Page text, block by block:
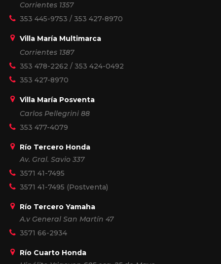
Corrientes 1357
353 445-9753 / 353 427-8970
Villa María Multimarca
Corrientes 1387
353 478-2262 / 353 424-0492
353 427-8970
Villa María Posventa
Carlos Pellegrini 88
353 477-4079
Río Tercero Honda
Av. Gral. Savio 337
3571 41-7495
3571 41-7495 (Postventa)
Río Tercero Yamaha
A.v General San Martín 47
3571 66-2934
Río Cuarto Honda